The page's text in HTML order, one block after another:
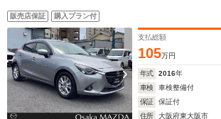
販売店保証 購入プラン付
支払総額
105万円
年式 2016年
車検
車検整備付
保証
保証付
住所
大阪府東大阪市